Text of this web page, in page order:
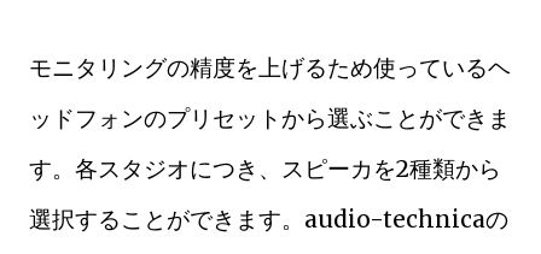
モニタリングの精度を上げるため使っているヘ
ッドフォンのプリセットから選ぶことができま
す。各スタジオにつき、スピーカを2種類から
選択することができます。audio-technicaの